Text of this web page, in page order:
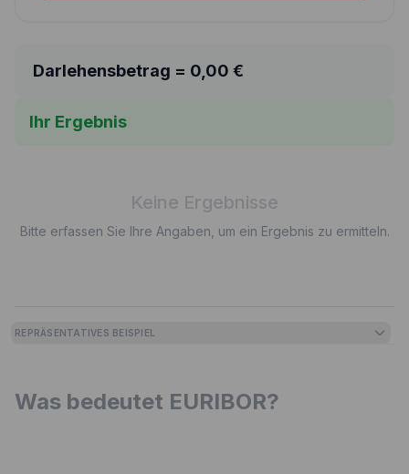
Darlehensbetrag = 0,00 €
Ihr Ergebnis
Keine Ergebnisse
Bitte erfassen Sie Ihre Angaben, um ein Ergebnis zu ermitteln.
REPRÄSENTATIVES BEISPIEL
Was bedeutet EURIBOR?